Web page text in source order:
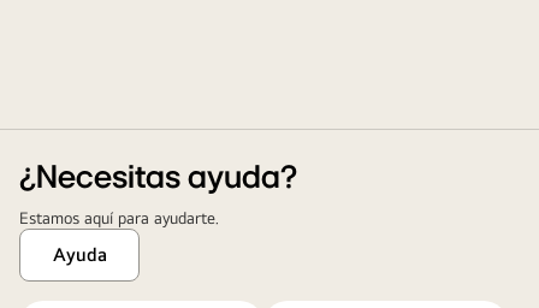
¿Necesitas ayuda?
Estamos aquí para ayudarte.
Ayuda